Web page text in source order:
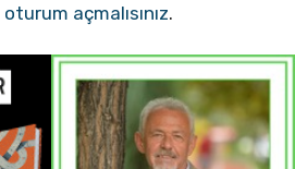
oturum açmalısınız.